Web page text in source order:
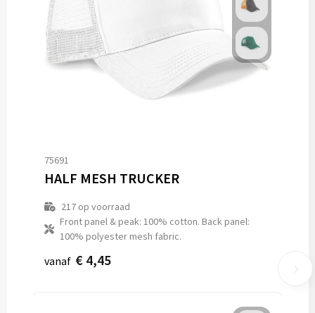
75691
HALF MESH TRUCKER
217op voorraad
Front panel & peak: 100% cotton. Back panel:
100% polyester mesh fabric.
vanaf € 4,45